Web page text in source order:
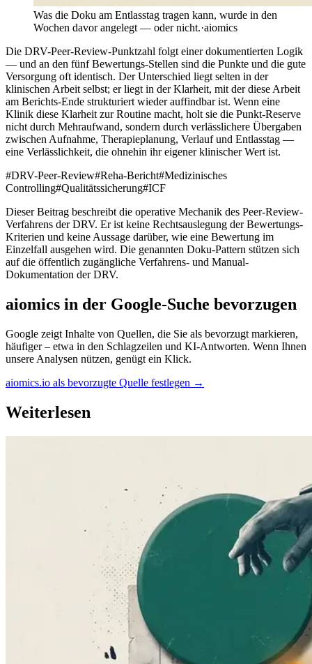
Was die Doku am Entlasstag tragen kann, wurde in den
Wochen davor angelegt — oder nicht.·aiomics
Die DRV-Peer-Review-Punktzahl folgt einer dokumentierten Logik
— und an den fünf Bewertungs-Stellen sind die Punkte und die gute
Versorgung oft identisch. Der Unterschied liegt selten in der
klinischen Arbeit selbst; er liegt in der Klarheit, mit der diese Arbeit
am Berichts-Ende strukturiert wieder auffindbar ist. Wenn eine
Klinik diese Klarheit zur Routine macht, holt sie die Punkt-Reserve
nicht durch Mehraufwand, sondern durch verlässlichere Übergaben
zwischen Aufnahme, Therapieplanung, Verlauf und Entlasstag —
eine Verlässlichkeit, die ohnehin ihr eigener klinischer Wert ist.
#DRV-Peer-Review#Reha-Bericht#Medizinisches
Controlling#Qualitätssicherung#ICF
Dieser Beitrag beschreibt die operative Mechanik des Peer-Review-
Verfahrens der DRV. Er ist keine Rechtsauslegung der Bewertungs-
Kriterien und keine Aussage darüber, wie eine Bewertung im
Einzelfall ausgehen wird. Die genannten Doku-Pattern stützen sich
auf die öffentlich zugängliche Verfahrens- und Manual-
Dokumentation der DRV.
aiomics in der Google-Suche bevorzugen
Google zeigt Inhalte von Quellen, die Sie als bevorzugt markieren,
häufiger – etwa in den Schlagzeilen und KI-Antworten. Wenn Ihnen
unsere Analysen nützen, genügt ein Klick.
aiomics.io als bevorzugte Quelle festlegen →
Weiterlesen